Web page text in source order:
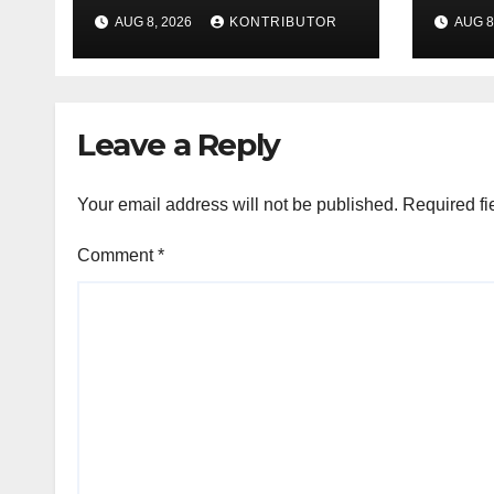
dari Provokasi
Jelang HUT ke-81 RI
AUG 8, 2026 KONTRIBUTOR AUG
Leave a Reply
Your email address will not be published. Required
Comment*